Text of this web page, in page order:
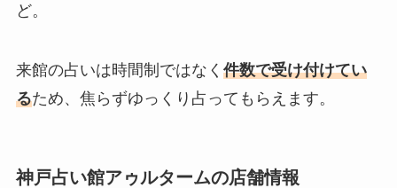
ど。
来館の占いは時間制ではなく 件数で受け付けてい
るため、焦らずゆっくり占ってもらえます。
神戸占い館アゥルタームの店舗情報